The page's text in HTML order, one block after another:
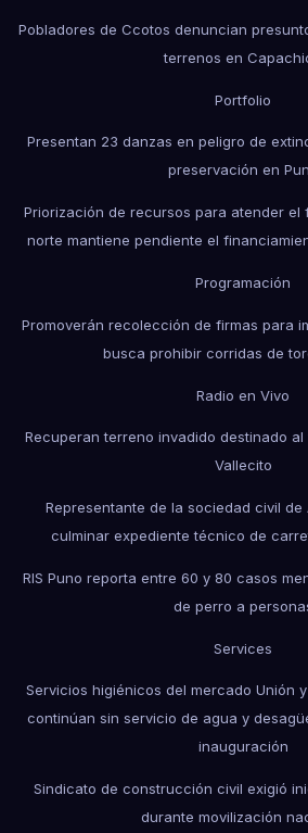
Pobladores de Ccotos denuncian
terrenos en
Portfolio
Presentan 23 danzas en peligro de
preservación en
Priorización de recursos para atender el
norte mantiene pendiente el
Programación
Promoverán recolección de firmas para
busca prohibir corridas de
Radio en Vivo
Recuperan terreno invadido destinado
Vallecito
Representante de la sociedad civil de
culminar expediente técnico de
RIS Puno reporta entre 60 y 80 casos
de perro a
Services
Servicios higiénicos del mercado Unión
continúan sin servicio de agua y
inauguración
Sindicato de construcción civil exigió
durante movilización